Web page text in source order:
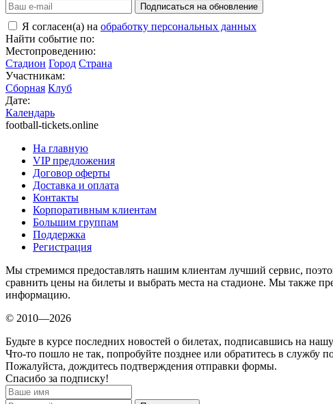
Подписаться на обновление
Я согласен(а) на обработку персональных данных
Найти событие по:
Местопроведению:
Стадион Город Страна
Участникам:
Сборная Клуб
Дате:
Календарь
football-tickets.online
На главную
VIP предложения
Договор оферты
Доставка и оплата
Контакты
Корпоративным клиентам
Большим группам
Поддержка
Регистрация
Мы стремимся предоставлять нашим клиентам лучший сервис,
сравнить цены на билеты и выбрать места на стадионе. Мы также
информацию.
© 2010—2026
Будьте в курсе последних новостей о билетах, подписавшись на
Что-то пошло не так, попробуйте позднее или обратитесь в службу
Пожалуйста, дождитесь подтверждения отправки формы.
Спасибо за подписку!